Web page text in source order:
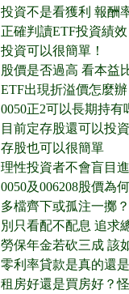
投資不是看獲利 報酬
正確判讀ETF投資績效
投資可以很簡單！
股價是否過高 看本益
ETF出現折溢價怎麼辦
0050正2可以長期持有
目前定存股還可以投
存股也可以很簡單
理性投資者不會盲目
0050及006208股價為
多檔齊下或孤注一擲
別只看配不配息 追求
勞保年金若砍三成 該
零利率貸款是真的還
租房好還是買房好？